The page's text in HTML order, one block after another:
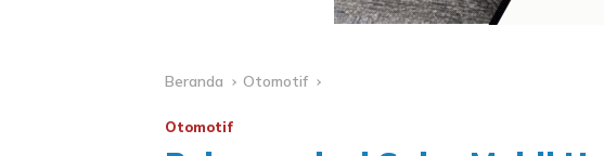
Beranda Otomotif
Otomotif